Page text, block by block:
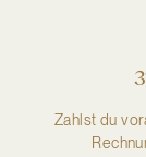
Zahlst du